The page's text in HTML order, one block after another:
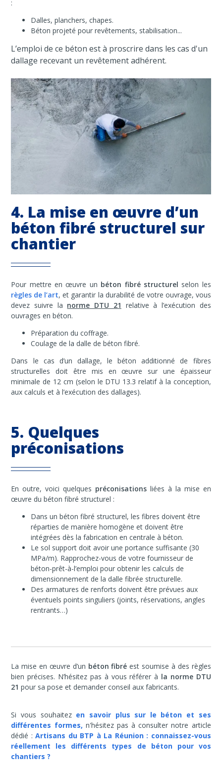
:
Dalles, planchers, chapes.
Béton projeté pour revêtements, stabilisation...
L’emploi de ce béton est à proscrire dans les cas d'un
dallage recevant un revêtement adhérent.
4. La mise en œuvre d’un
béton fibré structurel sur
chantier
Pour mettre en œuvre un béton fibré structurel selon les
règles de l’art, et garantir la durabilité de votre ouvrage, vous
devez suivre la norme DTU 21 relative à l’exécution des
ouvrages en béton.
Préparation du coffrage.
Coulage de la dalle de béton fibré.
Dans le cas d’un dallage, le béton additionné de fibres
structurelles doit être mis en œuvre sur une épaisseur
minimale de 12 cm (selon le DTU 13.3 relatif à la conception,
aux calculs et à l’exécution des dallages).
5. Quelques
préconisations
En outre, voici quelques préconisations liées à la mise en
œuvre du béton fibré structurel :
Dans un béton fibré structurel, les fibres doivent être
réparties de manière homogène et doivent être
intégrées dès la fabrication en centrale à béton.
Le sol support doit avoir une portance suffisante (30
MPa/m). Rapprochez-vous de votre fournisseur de
béton-prêt-à-l’emploi pour obtenir les calculs de
dimensionnement de la dalle fibrée structurelle.
Des armatures de renforts doivent être prévues aux
éventuels points singuliers (joints, réservations, angles
rentrants…)
La mise en œuvre d’un béton fibré est soumise à des règles
bien précises. N’hésitez pas à vous référer à la norme DTU
21 pour sa pose et demander conseil aux fabricants.
Si vous souhaitez en savoir plus sur le béton et ses
différentes formes, n'hésitez pas à consulter notre article
dédié :Artisans du BTP à La Réunion : connaissez-vous
réellement les différents types de béton pour vos
chantiers ?